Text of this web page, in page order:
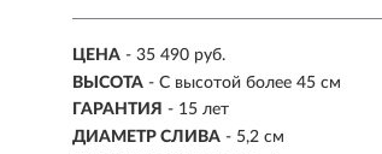
ЦЕНА - 35 490 руб.
ВЫСОТА - С высотой более 45 см
ГАРАНТИЯ - 15 лет
ДИАМЕТР СЛИВА - 5,2 см